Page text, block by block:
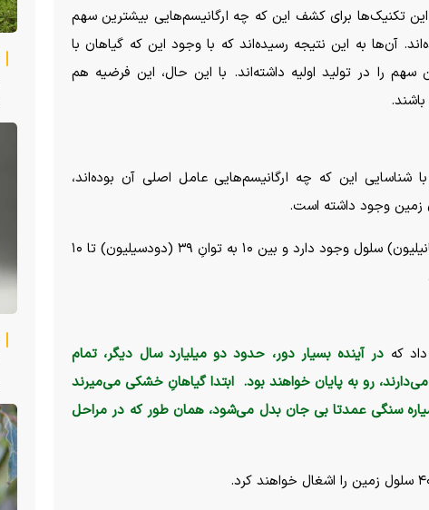
تکنیک‌ها برای کشف این که چه ارگانیسم‌هایی بیشترین سهم
آن‌ها به این نتیجه رسیده‌اند که با وجود این که گیاهان با
را در تولید اولیه داشته‌اند. با این حال، این فرضیه هم
شناسایی این که چه ارگانیسم‌هایی عامل اصلی آن بوده‌اند،
زمین وجود داشته است.
مطابق تخمین آن‌ها امروزه حدود ۱۰ به توانِ ۳۰ (۱۰ نانیلیون) سلول وجود دارد و بین ۱۰ به توانِ ۳۹ (دودسیلیون) تا ۱۰
که در آینده بسیار دور، حدود دو میلیارد سال دیگر، تمام
رو به پایان خواهند بود. ابتدا گیاهانِ خشکی می‌میرند
سنگی عمدتا بی جان بدل می‌شود، همان طور که در مراحل